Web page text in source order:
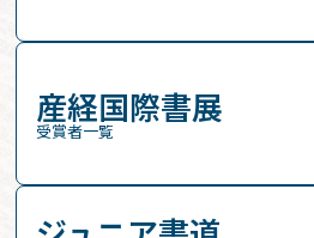
産経国際書展
受賞者一覧